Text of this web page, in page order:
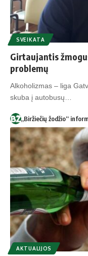
SVEIKATA
Girtaujantis
problemų
Alkoholizmas – liga
skuba į autobusų…
„Biržiečių žodžio“
AKTUALIJOS